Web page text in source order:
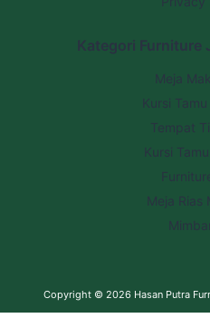
Kategori Furniture
Meja
Kursi
Tempat
Kursi
Meja Rias
Copyright © 2026 Hasan Putra